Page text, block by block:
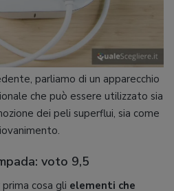
parliamo di un apparecchio
che può essere utilizzato sia
dei peli superflui, sia come
voto 9,5
cosa gli elementi che